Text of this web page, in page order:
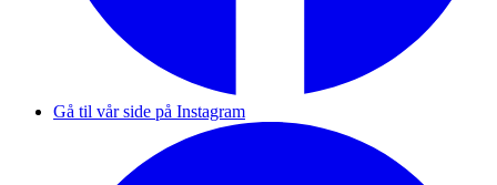
Gå til vår side på Instagram